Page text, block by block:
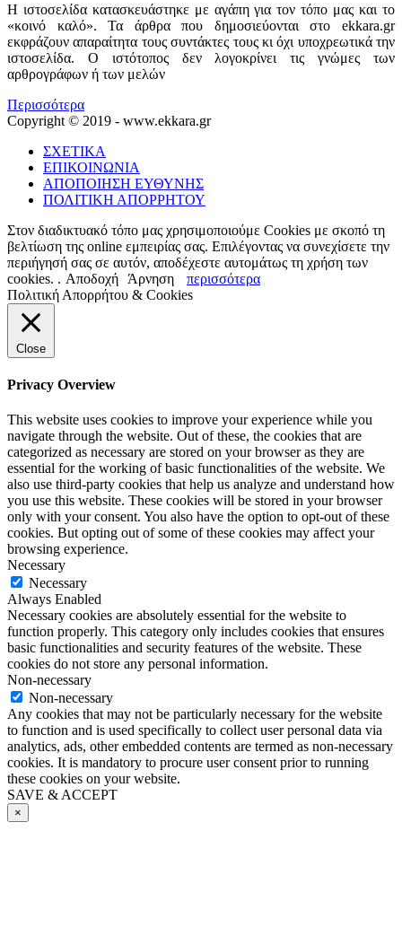
Η ιστοσελίδα κατασκευάστηκε με αγάπη για τον τόπο μας και το
«κοινό καλό». Τα άρθρα που δημοσιεύονται στο ekkara.gr
εκφράζουν απαραίτητα τους συντάκτες τους κι όχι υποχρεωτικά την
ιστοσελίδα. Ο ιστότοπος δεν λογοκρίνει τις γνώμες των
αρθρογράφων ή των μελών
Περισσότερα
Copyright © 2019 - www.ekkara.gr
ΣΧΕΤΙΚΑ
ΕΠΙΚΟΙΝΩΝΙΑ
ΑΠΟΠΟΙΗΣΗ ΕΥΘΥΝΗΣ
ΠΟΛΙΤΙΚΗ ΑΠΟΡΡΗΤΟΥ
Στον διαδικτυακό τόπο μας χρησιμοποιούμε Cookies με σκοπό τη
βελτίωση της online εμπειρίας σας. Επιλέγοντας να συνεχίσετε την
περιήγησή σας σε αυτόν, αποδέχεστε αυτομάτως τη χρήση των
cookies. . Αποδοχή Άρνηση
περισσότερα
Πολιτική Απορρήτου & Cookies
Close
Privacy Overview
This website uses cookies to improve your experience while you
navigate through the website. Out of these, the cookies that are
categorized as necessary are stored on your browser as they are
essential for the working of basic functionalities of the website. We
also use third-party cookies that help us analyze and understand how
you use this website. These cookies will be stored in your browser
only with your consent. You also have the option to opt-out of these
cookies. But opting out of some of these cookies may affect your
browsing experience.
Necessary
Necessary
Always Enabled
Necessary cookies are absolutely essential for the website to
function properly. This category only includes cookies that ensures
basic functionalities and security features of the website. These
cookies do not store any personal information.
Non-necessary
Non-necessary
Any cookies that may not be particularly necessary for the website
to function and is used specifically to collect user personal data via
analytics, ads, other embedded contents are termed as non-necessary
cookies. It is mandatory to procure user consent prior to running
these cookies on your website.
SAVE & ACCEPT
×